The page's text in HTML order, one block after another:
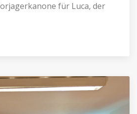
für Luca, der